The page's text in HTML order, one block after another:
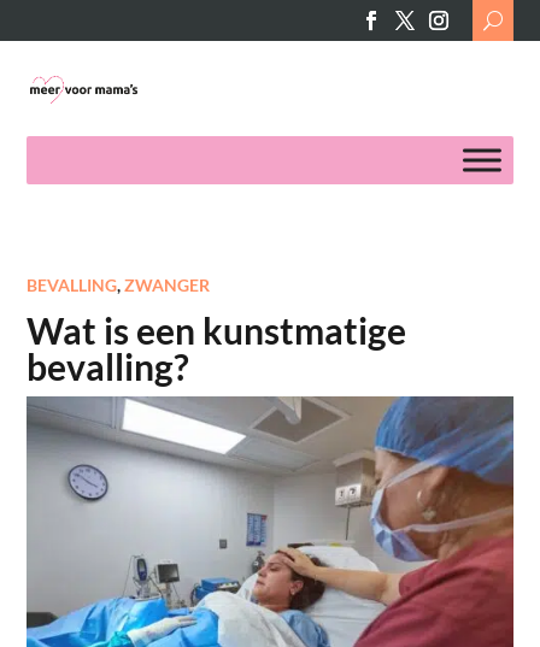
Search
for:
BEVALLING,ZWANGER
Wat is een kunstmatige
bevalling?